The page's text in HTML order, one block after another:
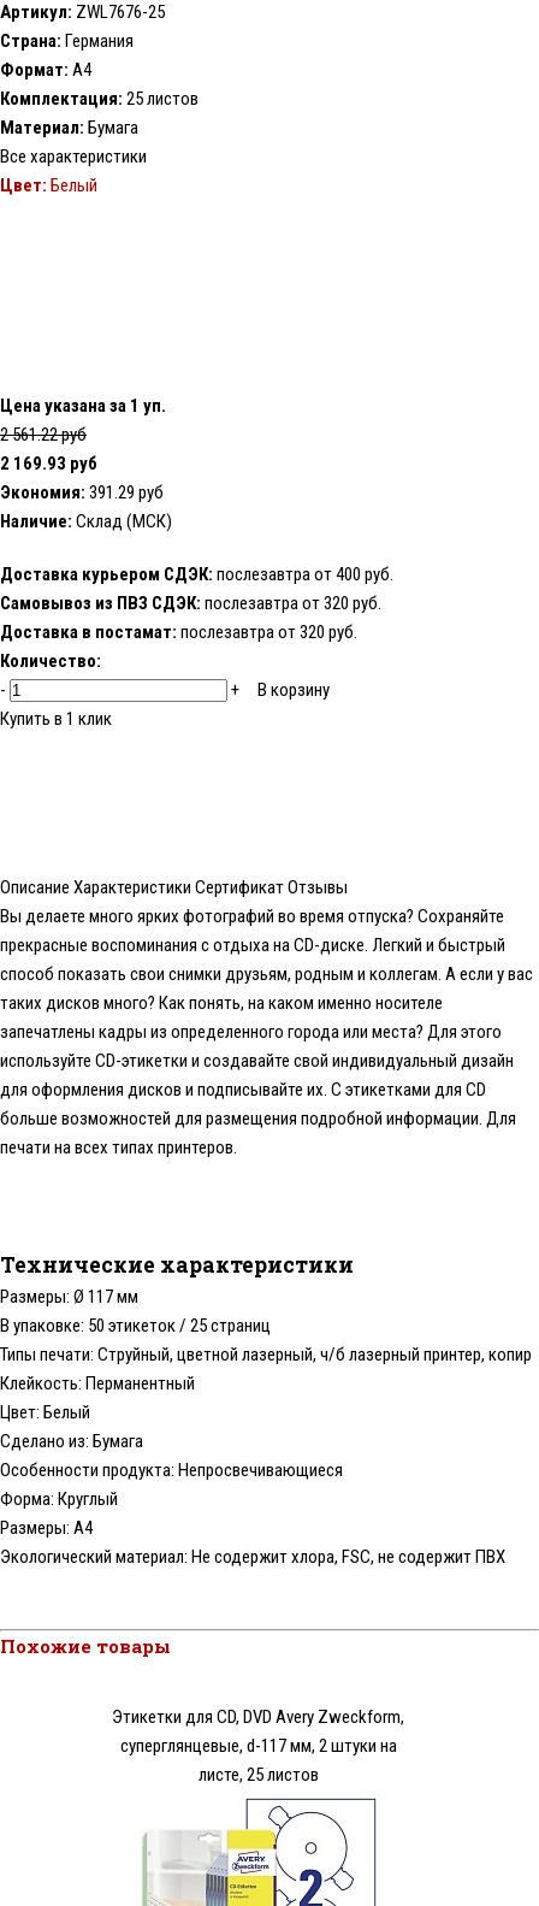
Артикул: ZWL7676-25
Страна: Германия
Формат: А4
Комплектация: 25 листов
Материал: Бумага
Все характеристики
Цвет: Белый
Цена указана за 1 уп.
2 561.22 руб
2 169.93 руб
Экономия: 391.29 руб
Наличие: Склад (МСК)
Доставка курьером СДЭК: послезавтра от 400 руб.
Самовывоз из ПВЗ СДЭК: послезавтра от 320 руб.
Доставка в постамат: послезавтра от 320 руб.
Количество:
-
+
В корзину
Купить в 1 клик
Описание Характеристики СертификатОтзывы
Вы делаете много ярких фотографий во время отпуска? Сохраняйте
прекрасные воспоминания с отдыха на CD-диске. Легкий и быстрый
способ показать свои снимки друзьям, родным и коллегам. А если у вас
таких дисков много? Как понять, на каком именно носителе
запечатлены кадры из определенного города или места? Для этого
используйте CD-этикетки и создавайте свой индивидуальный дизайн
для оформления дисков и подписывайте их. С этикетками для CD
больше возможностей для размещения подробной информации. Для
печати на всех типах принтеров.
Технические характеристики
Размеры: Ø 117 мм
В упаковке: 50 этикеток / 25 страниц
Типы печати: Струйный, цветной лазерный, ч/б лазерный принтер, копир
Клейкость: Перманентный
Цвет: Белый
Сделано из: Бумага
Особенности продукта: Непросвечивающиеся
Форма: Круглый
Размеры: А4
Экологический материал: Не содержит хлора, FSC, не содержит ПВХ
Похожие товары
Этикетки для CD, DVD Avery Zweckform,
суперглянцевые, d-117 мм, 2 штуки на
листе, 25 листов